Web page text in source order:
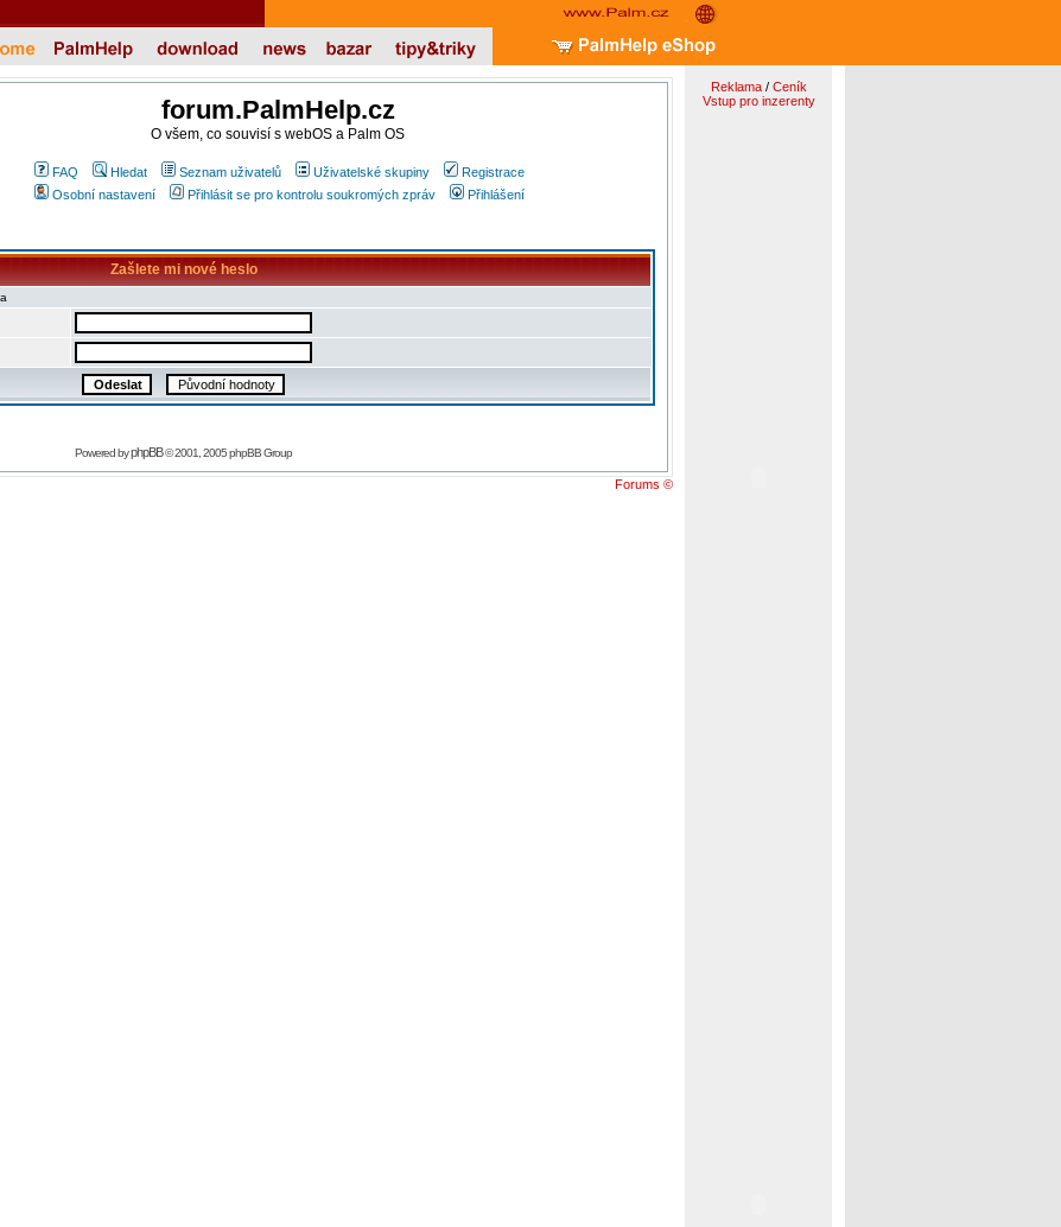
forum.PalmHelp.cz
O všem, co souvisí s webOS a Palm OS
FAQ Hledat Seznam uživatelů Uživatelské skupiny
Registrace
Osobní nastavení
Přihlásit se pro kontrolu soukromých zpráv Přihlášení
Zašlete mi nové heslo
Powered byphpBB© 2001, 2005 phpBB Group
Forums ©
Reklama/ Ceník
Vstup pro inzerenty